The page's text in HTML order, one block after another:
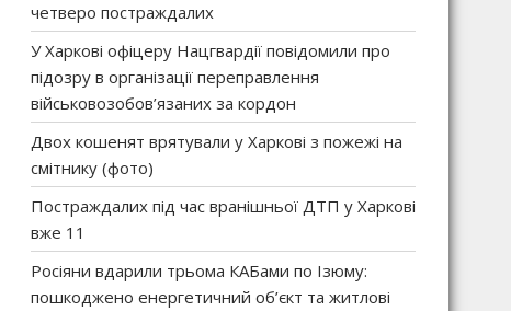
четверо постраждалих
У Харкові офіцеру Нацгвардії повідомили про
підозру в організації переправлення
військовозобов’язаних за кордон
Двох кошенят врятували у Харкові з пожежі на
смітнику (фото)
Постраждалих під час вранішньої ДТП у Харкові
вже 11
Росіяни вдарили трьома КАБами по Ізюму:
пошкоджено енергетичний об’єкт та житлові